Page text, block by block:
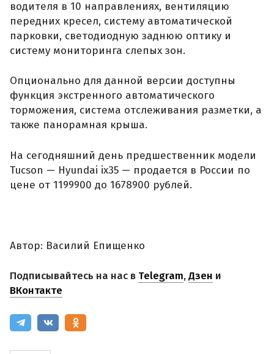
водителя в 10 направлениях, вентиляцию
передних кресел, систему автоматической
парковки, светодиодную заднюю оптику и
систему мониторинга слепых зон.
Опционально для данной версии доступны
функция экстренного автоматического
торможения, система отслеживания разметки, а
также панорамная крыша.
На сегодняшний день предшественник модели
Tucson — Hyundai ix35 — продается в России по
цене от 1199900 до 1678900 рублей.
Автор: Василий Епищенко
Подписывайтесь на нас в Telegram,Дзен и
ВКонтакте